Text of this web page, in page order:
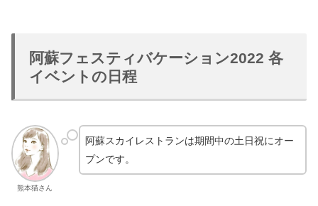
阿蘇フェスティバケーション2022 各
イベントの日程
熊本猫さん
阿蘇スカイレストランは期間中の土日祝にオー
プンです。